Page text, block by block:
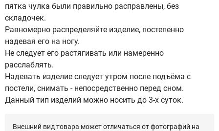
пятка чулка были правильно расправлены, без
складочек.
Равномерно распределяйте изделие, постепенно
надевая его на ногу.
Не следует его растягивать или намеренно
расслаблять.
Надевать изделие следует утром после подъёма с
постели, снимать - непосредственно перед сном.
Данный тип изделий можно носить до 3-х суток.
Внешний вид товара может отличаться от фотографий на